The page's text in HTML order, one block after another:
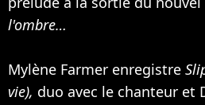
l'ombre…
Mylène Farmer enregistre
vie), duo avec le chanteur et